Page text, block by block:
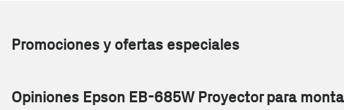
Promociones y ofertas especiales
Opiniones Epson EB-685W Proyector para